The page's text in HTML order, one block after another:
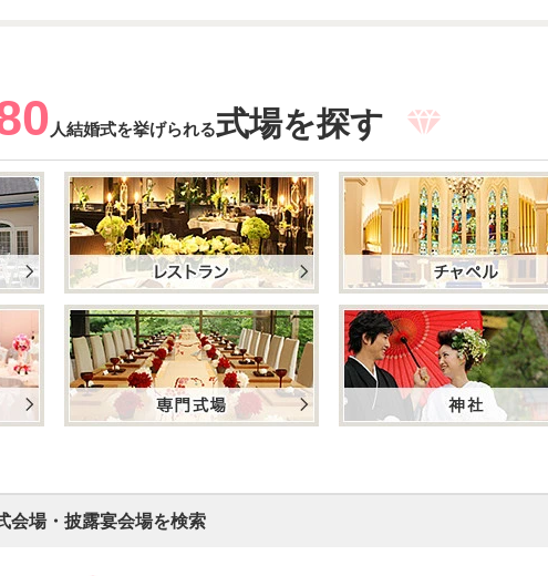
人結婚式を挙げられる式場を探す
会場・披露宴会場を検索